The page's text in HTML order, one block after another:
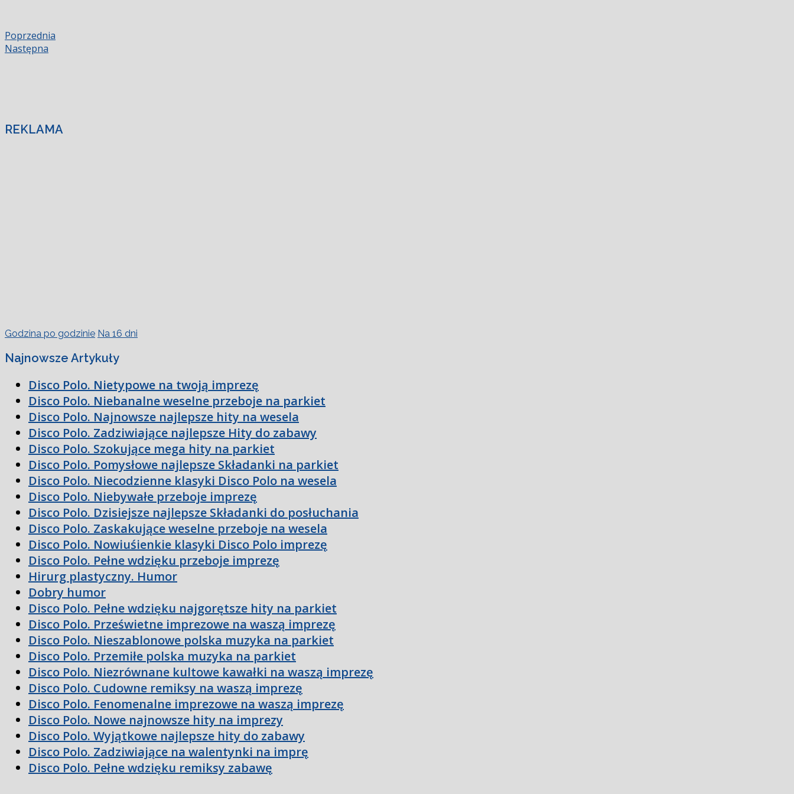
Poprzednia
Następna
REKLAMA
Godzina po godzinie Na 16 dni
Najnowsze Artykuły
Disco Polo. Nietypowe na twoją imprezę
Disco Polo. Niebanalne weselne przeboje na parkiet
Disco Polo. Najnowsze najlepsze hity na wesela
Disco Polo. Zadziwiające najlepsze Hity do zabawy
Disco Polo. Szokujące mega hity na parkiet
Disco Polo. Pomysłowe najlepsze Składanki na parkiet
Disco Polo. Niecodzienne klasyki Disco Polo na wesela
Disco Polo. Niebywałe przeboje imprezę
Disco Polo. Dzisiejsze najlepsze Składanki do posłuchania
Disco Polo. Zaskakujące weselne przeboje na wesela
Disco Polo. Nowiuśienkie klasyki Disco Polo imprezę
Disco Polo. Pełne wdzięku przeboje imprezę
Hirurg plastyczny. Humor
Dobry humor
Disco Polo. Pełne wdzięku najgorętsze hity na parkiet
Disco Polo. Prześwietne imprezowe na waszą imprezę
Disco Polo. Nieszablonowe polska muzyka na parkiet
Disco Polo. Przemiłe polska muzyka na parkiet
Disco Polo. Niezrównane kultowe kawałki na waszą imprezę
Disco Polo. Cudowne remiksy na waszą imprezę
Disco Polo. Fenomenalne imprezowe na waszą imprezę
Disco Polo. Nowe najnowsze hity na imprezy
Disco Polo. Wyjątkowe najlepsze hity do zabawy
Disco Polo. Zadziwiające na walentynki na imprę
Disco Polo. Pełne wdzięku remiksy zabawę